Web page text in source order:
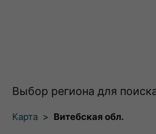
Выбор региона для
Карта > Витебская обл.